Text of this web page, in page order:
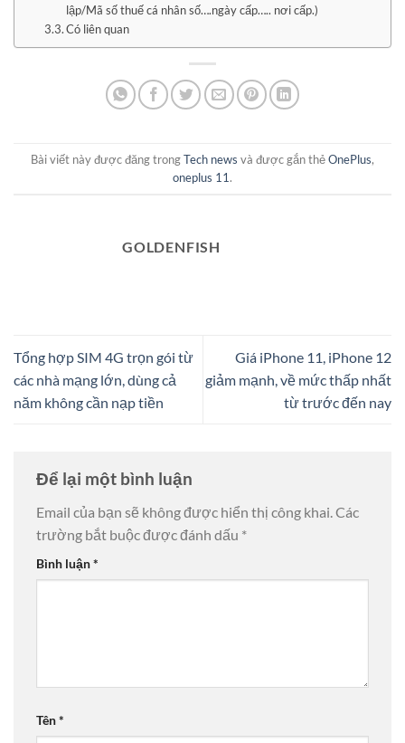
lập/Mã số thuế cá nhân số….ngày cấp….. nơi cấp.)
Có liên quan
Bài viết này được đăng trongTech news và được gắn thẻOnePlus,
oneplus 11.
GOLDENFISH
Tổng hợp SIM 4G trọn gói từ
các nhà mạng lớn, dùng cả
năm không cần nạp tiền
Giá iPhone 11, iPhone 12
giảm mạnh, về mức thấp nhất
từ trước đến nay
Để lại một bình luận
Email của bạn sẽ không được hiển thị công khai.Các
trường bắt buộc được đánh dấu *
Bình luận*
Tên*